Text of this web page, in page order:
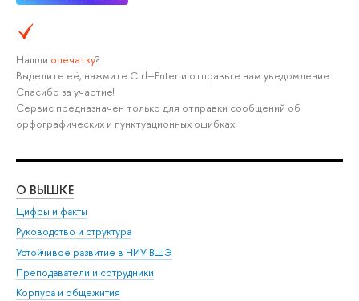
Нашли опечатку?
Выделите её, нажмите Ctrl+Enter и отправьте нам уведомление.
Спасибо за участие!
Сервис предназначен только для отправки сообщений об
орфографических и пунктуационных ошибках.
О ВЫШКЕ
Цифры и факты
Руководство и структура
Устойчивое развитие в НИУ ВШЭ
Преподаватели и сотрудники
Корпуса и общежития